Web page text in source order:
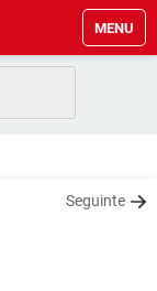
MENU
Seguinte